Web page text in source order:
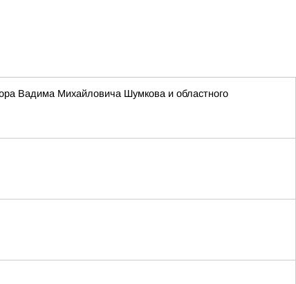
Вадима Михайловича Шумкова и областного